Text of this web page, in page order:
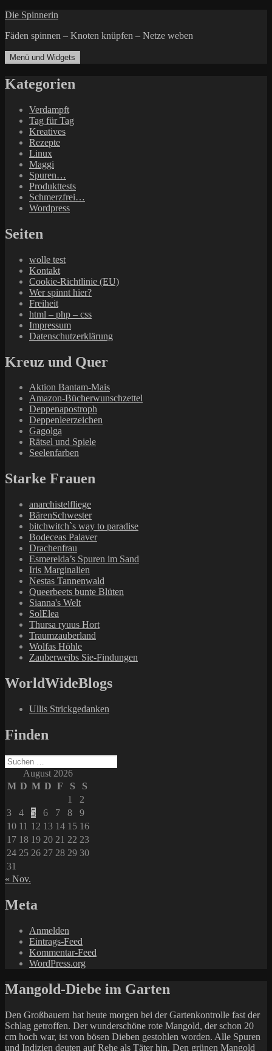
Zum
springen
Die Spinnerin
Fäden spinnen – Knoten knüpfen – Netze weben
Menü und Widgets
Kategorien
Verdampft
Tag für Tag
Kreatives
Rezepte
Linux
Maggi
Spuren…
Produkttests
Schmerzfrei…
Wordpress
Seiten
wolle test
Kontakt
Cookie-Richtlinie (EU)
Wer spinnt hier?
Freiheit
html – php – css
Impressum
Datenschutzerklärung
Kreuz und Quer
Aktion Bantam-Mais
Amazon-Bücherwunschzettel
Deppenapostroph
Deppenleerzeichen
Gagolga
Rätsel und Spiele
Seelenfarben
Starke Frauen
anarchistelfliege
BärenSchwester
bitchwitch`s way to paradise
Bodeceas Palaver
Drachenfrau
Esmerelda’s Spuren im Sand
Iris Marginalien
Nestas Tannenwald
Queerbeets bunte Blüten
Sianna's Welt
SolElea
Thursa ryuus Hort
Traumzauberland
Wolfas Höhle
Zauberweibs Sie-Findungen
WorldWideBlogs
Ullis Strickgedanken
Finden
Suchen
nach:August 2026
M D M D F S
S
1
2
3
4 5 6 7 8
9
10 11 12 13 14 15 16
17 18 19 20 21 22 23
24 25 26 27 28 29 30
31
« Nov.
Meta
Anmelden
Eintrags-Feed
Kommentar-Feed
WordPress.org
Mangold-Diebe im Garten
Den Großbauern hat heute morgen bei der Gartenkontrolle fast der
Schlag getroffen. Der wunderschöne rote Mangold, der schon 20
cm hoch war, ist von bösen Dieben gestohlen worden. Alle Spuren
und Indizien deuten auf Rehe als Täter hin. Den grünen Mangold